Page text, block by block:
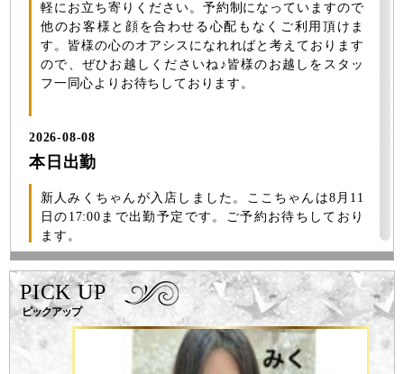
軽にお立ち寄りください。予約制になっていますので
他のお客様と顔を合わせる心配もなくご利用頂けま
す。皆様の心のオアシスになれればと考えております
ので、ぜひお越しくださいね♪皆様のお越しをスタッ
フ一同心よりお待ちしております。
2026-08-08
本日出勤
新人みくちゃんが入店しました。ここちゃんは8月11
日の17:00まで出勤予定です。ご予約お待ちしており
ます。
本日出勤
みくちゃん 12:00〜3:00
ここちゃん 12:00〜3:00
ピックアップ
PICK UP